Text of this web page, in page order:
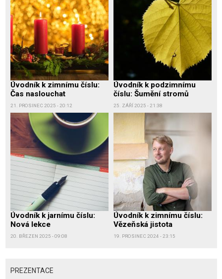
Úvodník k zimnímu číslu:
Čas naslouchat
21. PROSINEC 2025 - 20:12
Úvodník k podzimnímu
číslu: Šumění stromů
25. ZÁŘÍ 2025 - 21:38
Úvodník k jarnímu číslu:
Nová lekce
20. BŘEZEN 2025 - 09:08
Úvodník k zimnímu číslu:
Vězeňská jistota
19. PROSINEC 2024 - 23:15
PREZENTACE